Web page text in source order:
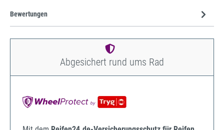
Bewertungen
Abgesichert rund ums Rad